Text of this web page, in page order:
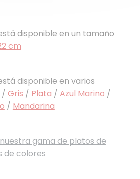
disponible en un tamaño
cm
disponible en varios
/ Gris / Plata / Azul Marino /
/ Mandarina
gama de platos de
de colores